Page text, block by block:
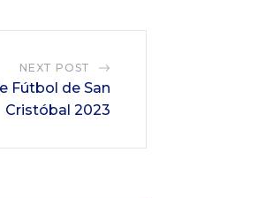
NEXT POST
Fútbol de San
Cristóbal 2023